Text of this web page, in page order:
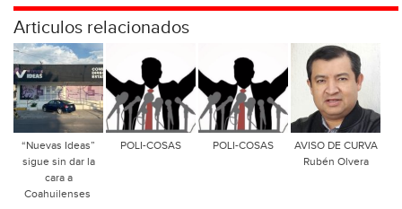
Articulos relacionados
“Nuevas Ideas”
sigue sin dar la
cara a
Coahuilenses
POLI-COSAS POLI-COSAS
AVISO DE CURVA
Rubén Olvera